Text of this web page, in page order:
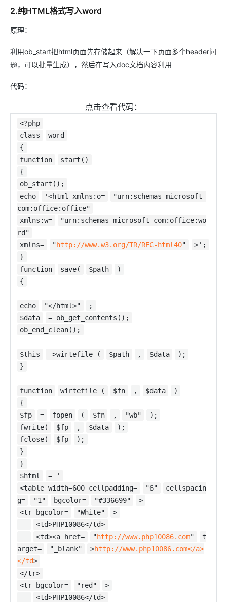
2.纯HTML格式写入word
原理：
利用ob_start把html页面先存储起来（解决一下页面多个header问
题，可以批量生成），然后在写入doc文档内容利用
代码：
点击查看代码：
<?php
class
word
{
function
start()
{
ob_start();
echo
'<html xmlns:o=
"urn:schemas-microsoft-
com:office:office"
xmlns:w=
"urn:schemas-microsoft-com:office:wo
rd"
xmlns=
"http://www.w3.org/TR/REC-html40"
>';
}
function
save( $path
)
{
echo "</html>"
;
$data
= ob_get_contents();
ob_end_clean();
$this ->wirtefile ( $path , $data
);
}
function wirtefile ( $fn , $data
)
{
$fp
= fopen ( $fn , "wb"
);
fwrite(
$fp , $data
);
fclose(
$fp
);
}
}
$html
= '
<table width=600 cellpadding=
"6"
cellspacin
g=
"1" bgcolor= "#336699"
>
<tr bgcolor=
"White"
>
<td>PHP10086</td>
<td><a href=
"http://www.php10086.com"
t
arget=
"_blank" >http://www.php10086.com</a>
</td>
</tr>
<tr bgcolor=
"red"
>
<td>PHP10086</td>